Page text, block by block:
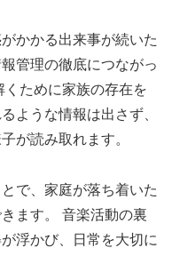
かかる出来事が続いた
管理の徹底につながっ
ために家族の存在を
ような情報は出さず、
が読み取れます。
で、家庭が落ち着いた
ます。 音楽活動の裏
浮かび、日常を大切に